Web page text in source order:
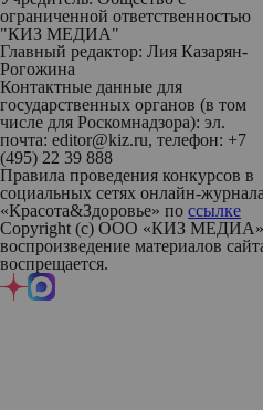
ограниченной ответственностью
"КИЗ МЕДИА"
Главный редактор: Лия Казарян-
Рогожина
Контактные данные для
государственных органов (в том
числе для Роскомнадзора): эл.
почта: editor@kiz.ru, телефон: +7
(495) 22 39 888
Правила проведения конкурсов в
социальных сетях онлайн-журнала
«Красота&Здоровье» по ссылке
Copyright (с) ООО «КИЗ
воспроизведение материалов
воспрещается.